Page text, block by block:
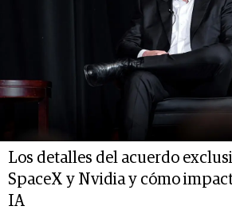
Los detalles del acuerdo
SpaceX y Nvidia y cómo
IA